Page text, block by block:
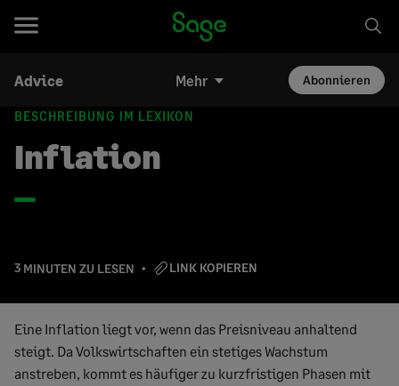
Advice Mehr Abonnieren
BESCHREIBUNG IM LEXIKON
Inflation
3 MINUTEN ZU LESEN LINK KOPIEREN
Eine Inflation liegt vor, wenn das Preisniveau anhaltend
steigt. Da Volkswirtschaften ein stetiges Wachstum
anstreben, kommt es häufiger zu kurzfristigen Phasen mit